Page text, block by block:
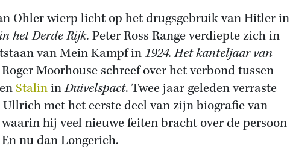
Ohler wierp licht op het drugsgebruik van Hitler in
het Derde Rijk. Peter Ross Range verdiepte zich in
van Mein Kampf in 1924. Het kanteljaar van
Moorhouse schreef over het verbond tussen
StalininDuivelspact. Twee jaar geleden verraste
met het eerste deel van zijn biografie van
hij veel nieuwe feiten bracht over de persoon
nu dan Longerich.